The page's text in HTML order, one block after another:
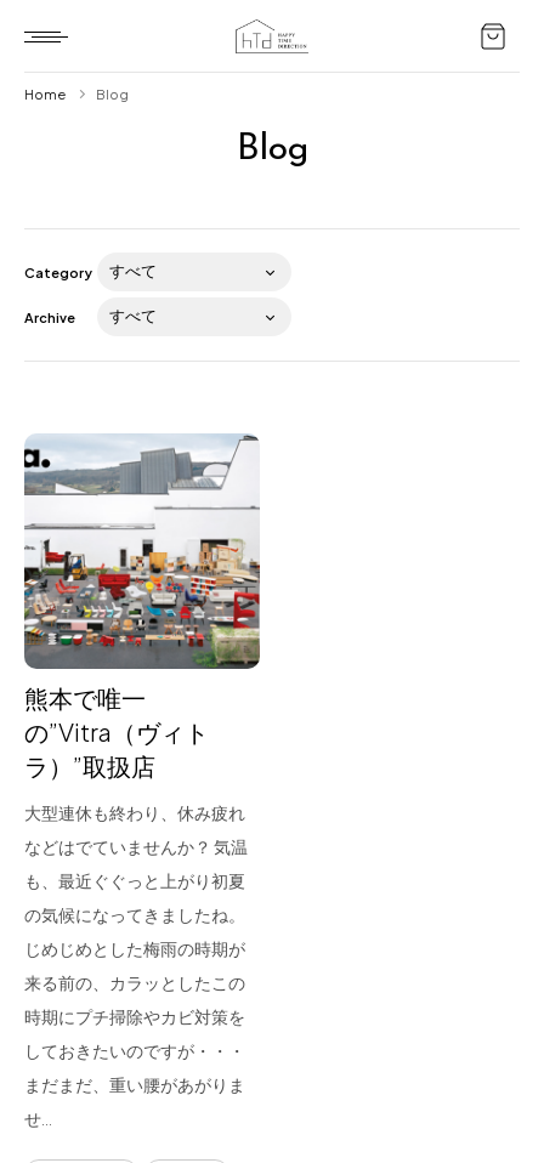
Blog
About us
for Business
Recruit
Contact
フラッグシップストア
熊本店
Arv
Blog
Home Blog
Category
Archive
熊本で唯一
の”Vitra（ヴィト
ラ）”取扱店
大型連休も終わり、休み疲れ
などはでていませんか？ 気温
も、最近ぐぐっと上がり初夏
の気候になってきましたね。
じめじめとした梅雨の時期が
来る前の、カラッとしたこの
時期にプチ掃除やカビ対策を
しておきたいのですが・・・
まだまだ、重い腰があがりま
せ…